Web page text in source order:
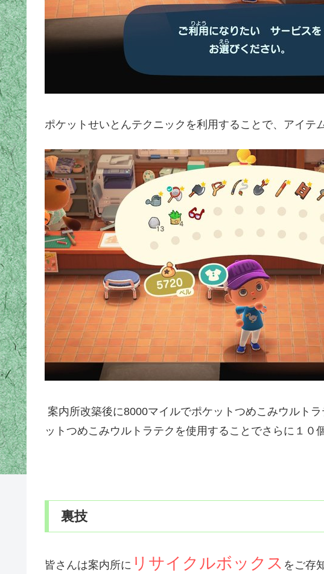
ポケットせいとんテクニックを利用することで、アイテ
案内所改築後に8000マイルでポケットつめこみウルト
ットつめこみウルトラテクを使用することでさらに１０
裏技
皆さんは案内所に リサイクルボックス をご存